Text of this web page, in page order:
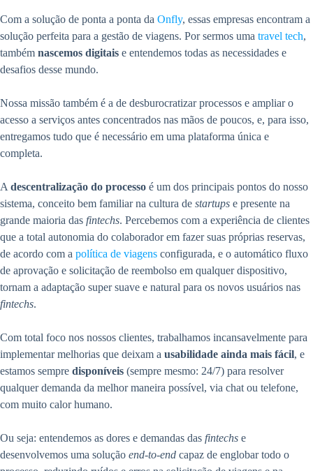
Com a solução de ponta a ponta da Onfly, essas empresas encontram a
solução perfeita para a gestão de viagens. Por sermos uma travel tech,
também nascemos digitais e entendemos todas as necessidades e
desafios desse mundo.
Nossa missão também é a de desburocratizar processos e ampliar o
acesso a serviços antes concentrados nas mãos de poucos, e, para isso,
entregamos tudo que é necessário em uma plataforma única e
completa.
A descentralização do processo é um dos principais pontos do nosso
sistema, conceito bem familiar na cultura de startups e presente na
grande maioria das fintechs. Percebemos com a experiência de clientes
que a total autonomia do colaborador em fazer suas próprias reservas,
de acordo com a política de viagens configurada, e o automático fluxo
de aprovação e solicitação de reembolso em qualquer dispositivo,
tornam a adaptação super suave e natural para os novos usuários nas
fintechs.
Com total foco nos nossos clientes, trabalhamos incansavelmente para
implementar melhorias que deixam a usabilidade ainda mais fácil, e
estamos sempre disponíveis (sempre mesmo: 24/7) para resolver
qualquer demanda da melhor maneira possível, via chat ou telefone,
com muito calor humano.
Ou seja: entendemos as dores e demandas das fintechs e
desenvolvemos uma solução end-to-end capaz de englobar todo o